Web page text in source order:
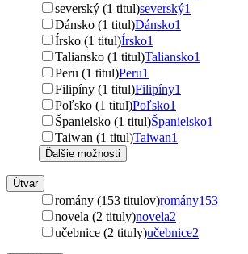
severský (1 titul)severský1
Dánsko (1 titul)Dánsko1
Írsko (1 titul)Írsko1
Taliansko (1 titul)Taliansko1
Peru (1 titul)Peru1
Filipíny (1 titul)Filipíny1
Poľsko (1 titul)Poľsko1
Španielsko (1 titul)Španielsko1
Taiwan (1 titul)Taiwan1
Ďalšie možnosti
Útvar
romány (153 titulov)romány153
novela (2 tituly)novela2
učebnice (2 tituly)učebnice2